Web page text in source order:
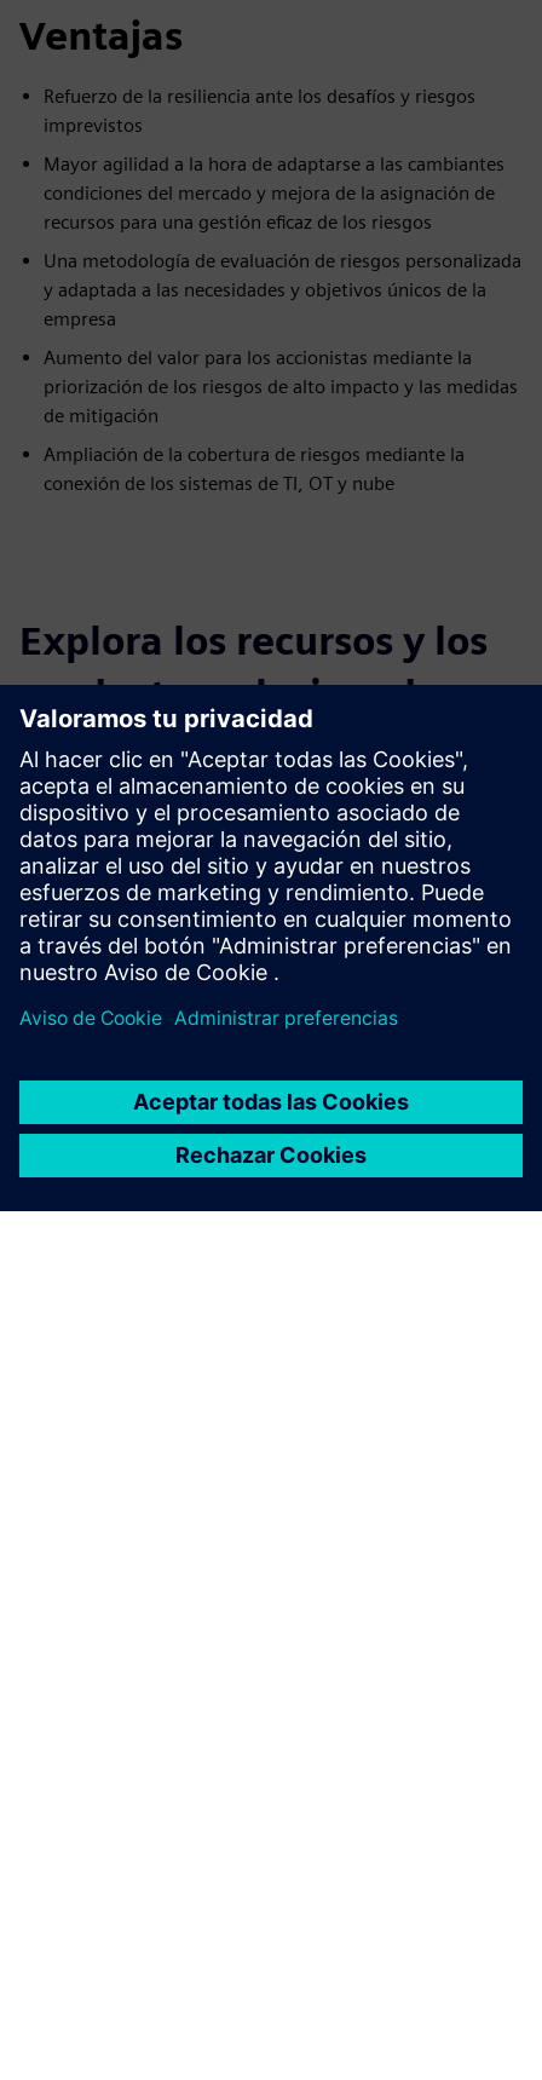
Ventajas
Refuerzo de la resiliencia ante los desafíos y riesgos
imprevistos
Mayor agilidad a la hora de adaptarse a las cambiantes
condiciones del mercado y mejora de la asignación de
recursos para una gestión eficaz de los riesgos
Una metodología de evaluación de riesgos personalizada
y adaptada a las necesidades y objetivos únicos de la
empresa
Aumento del valor para los accionistas mediante la
priorización de los riesgos de alto impacto y las medidas
de mitigación
Ampliación de la cobertura de riesgos mediante la
conexión de los sistemas de TI, OT y nube
Explora los recursos y los
productos relacionados
Requisitos previos
Establecimiento de objetivos empresariales clave por parte
de la alta dirección
Acceso a datos esenciales, como la infraestructura de TI, los
activos de datos y los controles de seguridad existentes